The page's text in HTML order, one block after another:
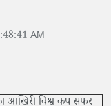
AM